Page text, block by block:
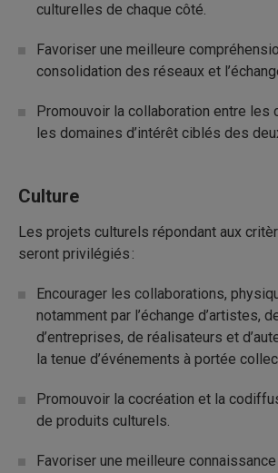
culturelles de chaque côté.
Favoriser une meilleure
consolidation des réseaux et
Promouvoir la collaboration entre les
les domaines d’intérêt ciblés des
Culture
Les projets culturels répondant aux
seront privilégiés :
Encourager les collaborations,
notamment par l’échange d’artistes,
d’entreprises, de réalisateurs et
la tenue d’événements à portée
Promouvoir la cocréation et la
de produits culturels.
Favoriser une meilleure